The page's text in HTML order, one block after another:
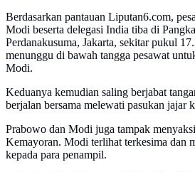
Berdasarkan pantauan Liputan6.com,
Modi beserta delegasi India tiba di
Perdanakusuma, Jakarta, sekitar pukul
menunggu di bawah tangga pesawat
Modi.
Keduanya kemudian saling berjabat
berjalan bersama melewati pasukan jajar
Prabowo dan Modi juga tampak
Kemayoran. Modi terlihat terkesima dan
kepada para penampil.